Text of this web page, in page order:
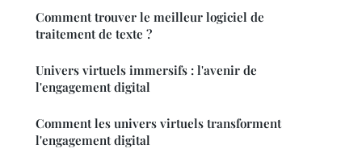
Comment trouver le meilleur logiciel de
traitement de texte ?
Univers virtuels immersifs : l'avenir de
l'engagement digital
Comment les univers virtuels transforment
l'engagement digital